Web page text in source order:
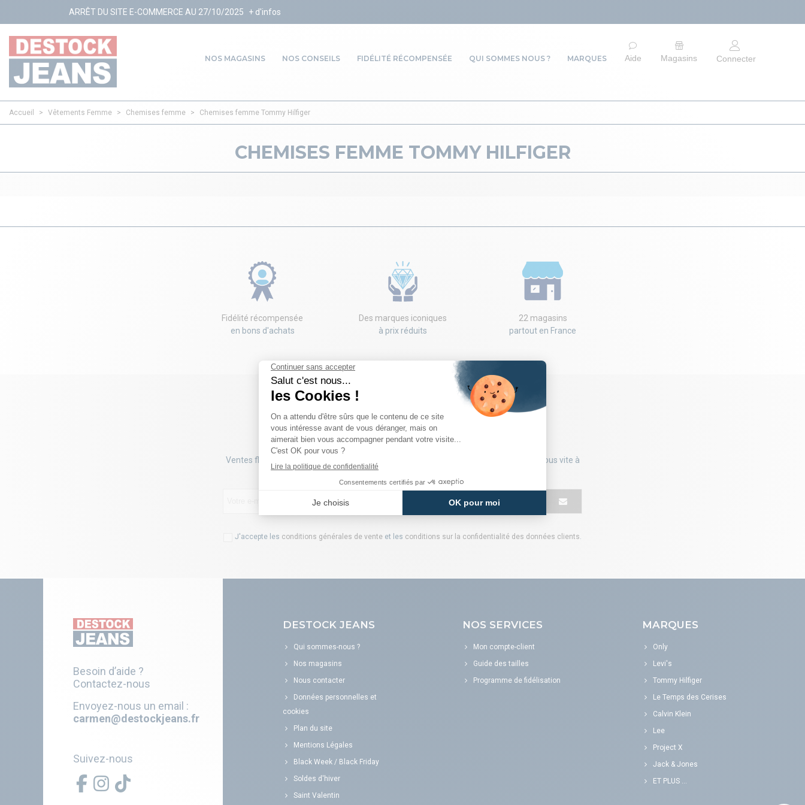
ARRÊT DU SITE E-COMMERCE AU 27/10/2025 + d'infos
NOS MAGASINS NOS CONSEILS FIDÉLITÉ RÉCOMPENSÉE QUI SOMMES NOUS ? MARQUES Aide Magasins Connecter
Accueil > Vêtements Femme > Chemises femme > Chemises femme Tommy Hilfiger
CHEMISES FEMME TOMMY HILFIGER
Fidélité récompensée
en bons d'achats
Des marques iconiques
à prix réduits
22 magasins
partout en France
NEWSLETTER
Ventes flash, codes promo, nouveaux arrivages... rien ne vous échappera! Inscrivez-vous vite à
notre newsletter pour recevoir votre code!
J'accepte les conditions générales de vente et les conditions sur la confidentialité des données clients
Besoin d’aide ?
Contactez-nous
Envoyez-nous un email :
carmen@destockjeans.fr
Suivez-nous
DESTOCK JEANS
Qui sommes-nous ?
Nos magasins
Nous contacter
Données personnelles et
cookies
Plan du site
Mentions Légales
Black Week / Black Friday
Soldes d'hiver
Saint Valentin
NOS SERVICES
Mon compte-client
Guide des tailles
Programme de fidélisation
MARQUES
Only
Levi's
Tommy Hilfiger
Le Temps des Cerises
Calvin Klein
Lee
Project X
Jack & Jones
ET PLUS ...